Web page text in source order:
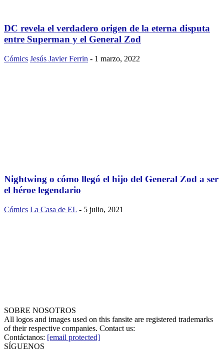
DC revela el verdadero origen de la eterna disputa
entre Superman y el General Zod
Cómics Jesús Javier Ferrin - 1 marzo, 2022
Nightwing o cómo llegó el hijo del General Zod a ser
el héroe legendario
Cómics La Casa de EL - 5 julio, 2021
SOBRE NOSOTROS
All logos and images used on this fansite are registered trademarks
of their respective companies. Contact us:
Contáctanos: [email protected]
SÍGUENOS